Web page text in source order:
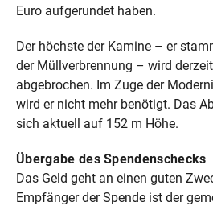
Euro aufgerundet haben.
Der höchste der Kamine – er
der Müllverbrennung – wird
abgebrochen. Im Zuge der
wird er nicht mehr benötigt. Das
sich aktuell auf 152 m Höhe.
Übergabe des Spendenschecks
Das Geld geht an einen guten
Empfänger der Spende ist der